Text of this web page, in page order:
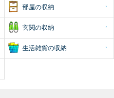
部屋の収納
玄関の収納
生活雑貨の収納